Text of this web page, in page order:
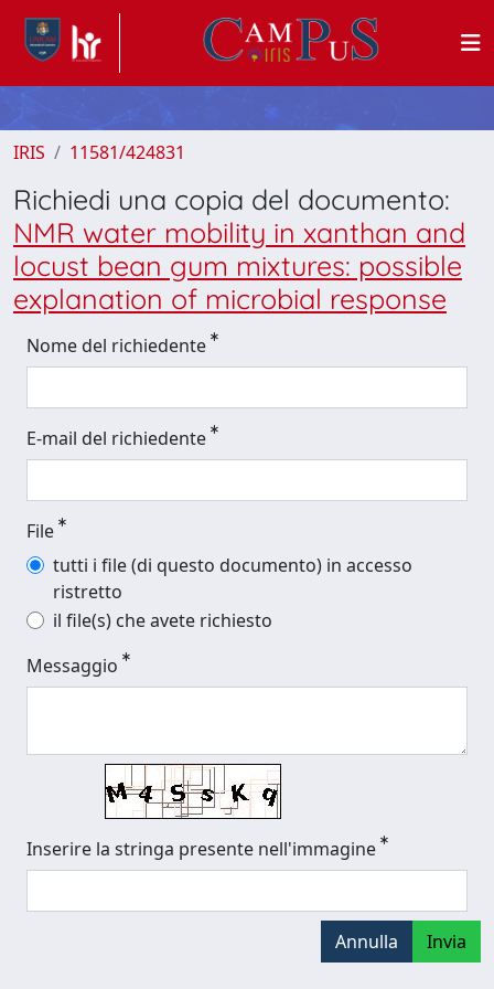
IRIS 11581/424831
Richiedi una copia del documento:
NMR water mobility in xanthan and
locust bean gum mixtures: possible
explanation of microbial response
Nome del richiedente
E-mail del richiedente
File
tutti i file (di questo documento) in accesso
ristretto
il file(s) che avete richiesto
Messaggio
Inserire la stringa presente nell'immagine
Annulla Invia